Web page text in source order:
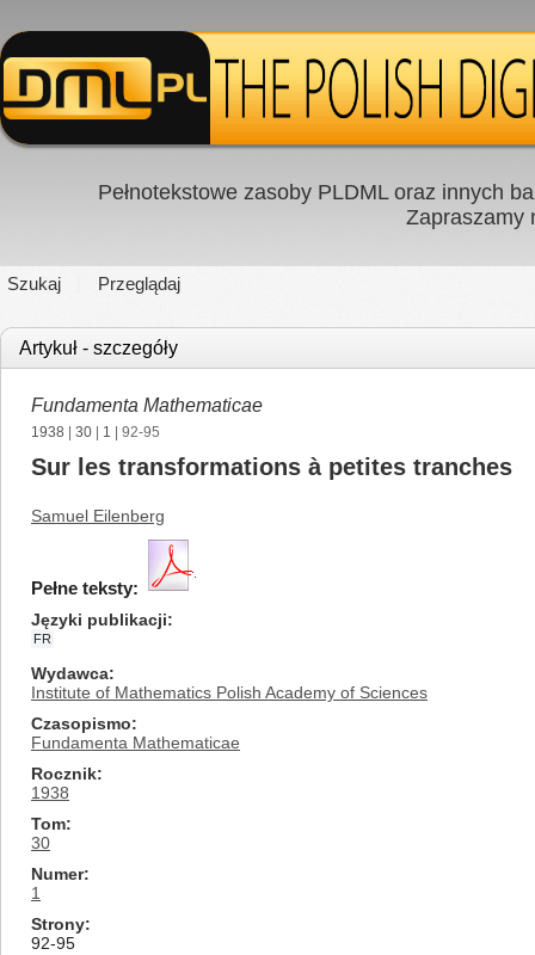
Pełnotekstowe zasoby PLDML oraz innych
Zapraszamy
Szukaj Przeglądaj
Artykuł - szczegóły
Fundamenta Mathematicae
1938 30 1 | 92-95
Sur les transformations à petites tranches
Samuel Eilenberg
Pełne teksty:
Języki publikacji
FR
Wydawca
Institute of Mathematics Polish Academy of Sciences
Czasopismo
Fundamenta Mathematicae
Rocznik
1938
Tom
30
Numer
1
Strony
92-95